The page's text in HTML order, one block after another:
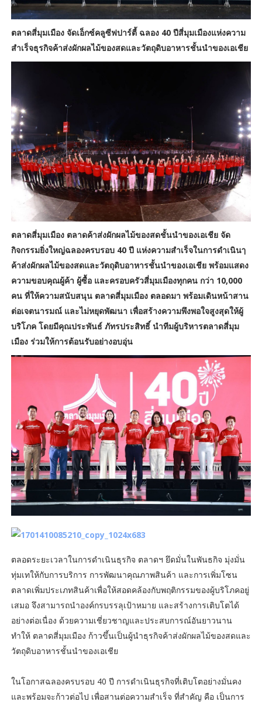
ตลาดสี่มุมเมือง จัดเอ็กซ์คลูซีฟปาร์ตี้ ฉลอง 40 ปีสี่มุมเมืองแห่งความ
สำเร็จธุรกิจค้าส่งผักผลไม้ของสดและวัตถุดิบอาหารชั้นนำของเอเชีย
ตลาดสี่มุมเมือง ตลาดค้าส่งผักผลไม้ของสดชั้นนำของเอเชีย จัด
กิจกรรมยิ่งใหญ่ฉลองครบรอบ 40 ปี แห่งความสำเร็จในการดำเนินๅ
ค้าส่งผักผลไม้ของสดและวัตถุดิบอาหารชั้นนำของเอเชีย พร้อมแสดง
ความขอบคุณผู้ค้า ผู้ซื้อ และครอบครัวสี่มุมเมืองทุกคน กว่า 10,000
คน ที่ให้ความสนับสนุน ตลาดสี่มุมเมือง ตลอดมา พร้อมเดินหน้าสาน
ต่อเจตนารมณ์ และไม่หยุดพัฒนา เพื่อสร้างความพึงพอใจสูงสุดให้ผู้
บริโภค โดยมีคุณประพันธ์ ภัทรประสิทธิ์ นำทีมผู้บริหารตลาดสี่มุม
เมือง ร่วมให้การต้อนรับอย่างอบอุ่น
ตลอดระยะเวลาในการดำเนินธุรกิจ ตลาดฯ ยึดมั่นในพันธกิจ มุ่งมั่น
ทุ่มเทให้กับการบริการ การพัฒนาคุณภาพสินค้า และการเพิ่มโซน
ตลาดเพิ่มประเภทสินค้าเพื่อให้สอดคล้องกับพฤติกรรมของผู้บริโภคอยู่
เสมอ จึงสามารถนำองค์กรบรรลุเป้าหมาย และสร้างการเติบโตได้
อย่างต่อเนื่อง ด้วยความเชี่ยวชาญและประสบการณ์อันยาวนาน
ทำให้ ตลาดสี่มุมเมือง ก้าวขึ้นเป็นผู้นำธุรกิจค้าส่งผักผลไม้ของสดและ
วัตถุดิบอาหารชั้นนำของเอเชีย
ในโอกาสฉลองครบรอบ 40 ปี การดำเนินธุรกิจที่เติบโตอย่างมั่นคง
และพร้อมจะก้าวต่อไป เพื่อสานต่อความสำเร็จ ที่สำคัญ คือ เป็นการ